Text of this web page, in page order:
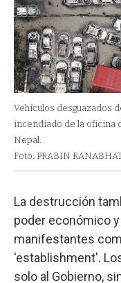
Vehículos desguazados
incendiado de la oficina
Nepal.
Foto: PRABIN
La destrucción
poder económico
manifestantes
'establishment'.
solo al Gobierno,